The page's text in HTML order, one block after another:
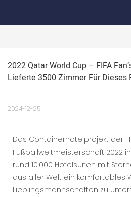
2022 Qatar World Cup – FIFA
Lieferte 3500 Zimmer Für Dieses
2024-12-25
Das Containerhotelprojekt der
Fußballweltmeisterschaft 2022
rund 10.000 Hotelsuiten mit
aus aller Welt ein komfortables
Lieblingsmannschaften zu